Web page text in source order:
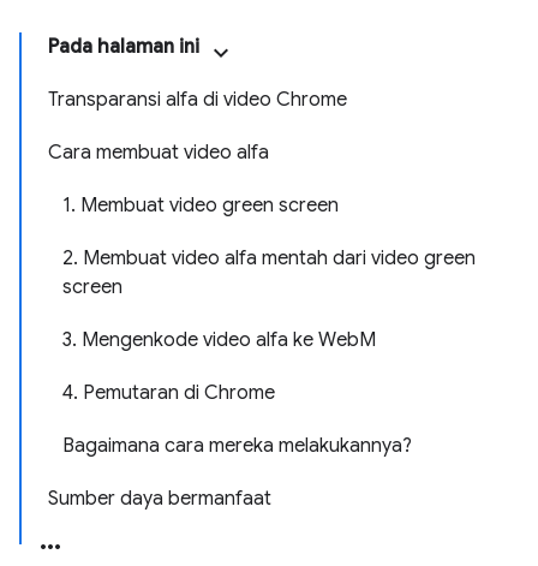
Pada halaman ini
Transparansi alfa di video Chrome
Cara membuat video alfa
1. Membuat video green screen
2. Membuat video alfa mentah dari video green
screen
3. Mengenkode video alfa ke WebM
4. Pemutaran di Chrome
Bagaimana cara mereka melakukannya?
Sumber daya bermanfaat